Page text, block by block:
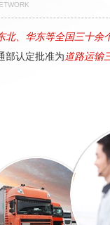
北、华东等全国三十余
部认定批准为道路运输